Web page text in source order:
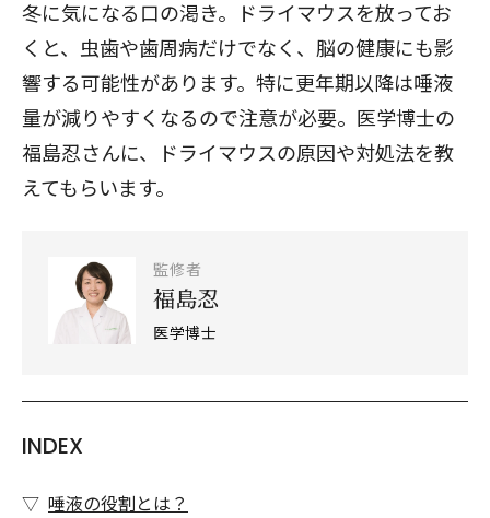
冬に気になる口の渇き。ドライマウスを放ってお
くと、虫歯や歯周病だけでなく、脳の健康にも影
響する可能性があります。特に更年期以降は唾液
量が減りやすくなるので注意が必要。医学博士の
福島忍さんに、ドライマウスの原因や対処法を教
えてもらいます。
監修者
福島忍
医学博士
INDEX
唾液の役割とは？